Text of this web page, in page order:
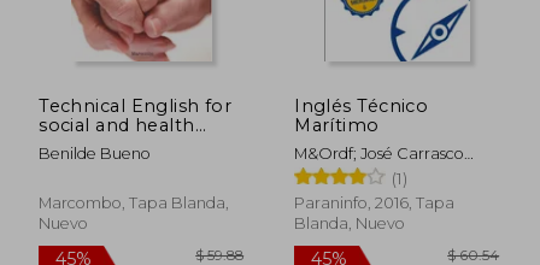
$ 21.34
45%
dcto.
Technical English for
social and health
carers (MARCOMBO
FORMACIÓN)
Benilde Bueno
Marcombo, Tapa Blanda,
Nuevo
Inglés Técnico
Marítimo
M&Ordf; José Carrasco
Cabrera
(1)
Paraninfo, 2016, Tapa
Blanda, Nuevo